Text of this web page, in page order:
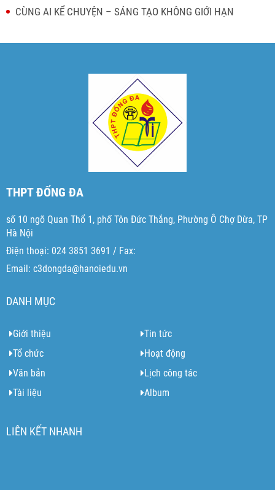
CÙNG AI KỂ CHUYỆN – SÁNG TẠO KHÔNG GIỚI HẠN
THPT ĐỐNG ĐA
số 10 ngõ Quan Thổ 1, phố Tôn Đức Thắng, Phường Ô Chợ Dừa, TP
Hà Nội
Điện thoại: 024 3851 3691 / Fax:
Email: c3dongda@hanoiedu.vn
DANH MỤC
Giới thiệu
Tin tức
Tổ chức
Hoạt động
Văn bản
Lịch công tác
Tài liệu
Album
LIÊN KẾT NHANH